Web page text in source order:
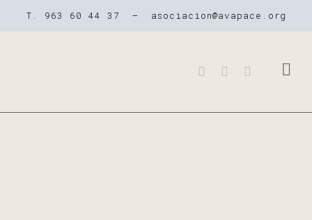
T. 963 60 44 37 – asociacion@avapace.org